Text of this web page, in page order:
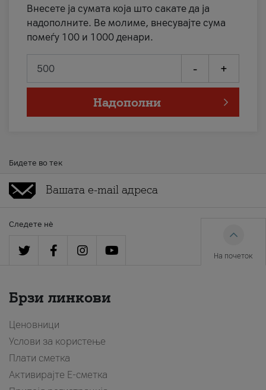
Внесете ја сумата која што сакате да ја
надополните. Ве молиме, внесувајте сума
помеѓу 100 и 1000 денари.
- +
Надополни
Бидете во тек
Следете нè
На почеток
Брзи линкови
Ценовници
Услови за користење
Плати сметка
Активирајте Е-сметка